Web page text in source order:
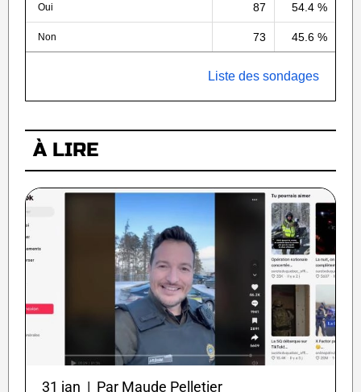
Oui 87 54.4 %
Non 73 45.6 %
Liste des sondages
À LIRE
31 jan | Par Maude Pelletier